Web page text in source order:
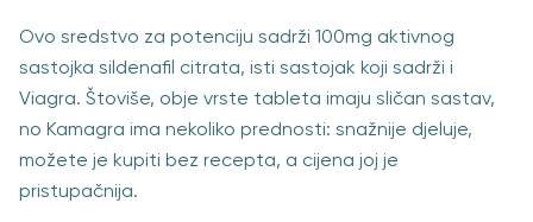
Ovo sredstvo za potenciju sadrži 100mg aktivnog
sastojka sildenafil citrata, isti sastojak koji sadrži i
Viagra. Štoviše, obje vrste tableta imaju sličan sastav,
no Kamagra ima nekoliko prednosti: snažnije djeluje,
možete je kupiti bez recepta, a cijena joj je
pristupačnija.